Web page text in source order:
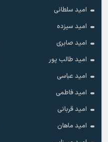
امید سلطانی
امید سیزده
امید صابری
امید طالب پور
امید عباسی
امید فاطمی
امید قربانی
امید ماهان